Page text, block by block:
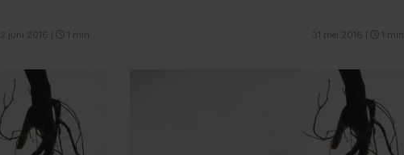
2 juni 2016 1 min 31 mei 2016 1 min